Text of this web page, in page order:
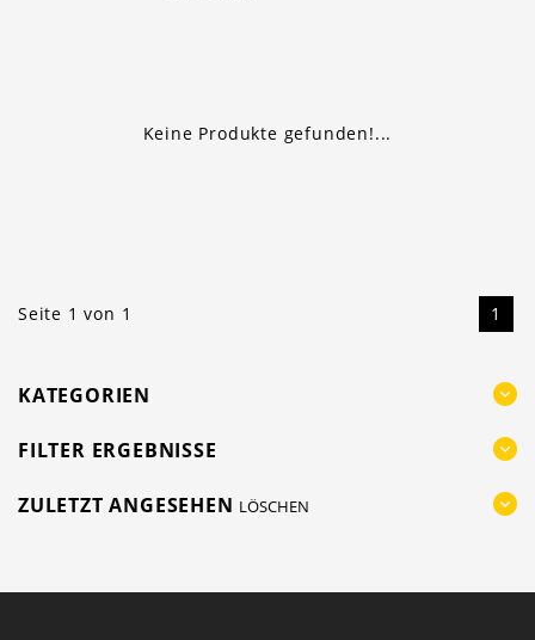
Keine Produkte gefunden!...
Seite 1 von 1 1
KATEGORIEN
FILTER ERGEBNISSE
ZULETZT ANGESEHEN LÖSCHEN